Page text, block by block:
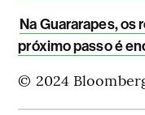
Na Guararapes, os
próximo passo é
© 2024